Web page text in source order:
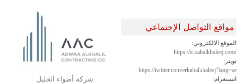
مواقع التواصل الإجتماعي
الموقع الالكتروني:
https://erkabalkhaleej.com/
تويتر:
https://twitter.com/erkabalkhaleej?lang=ar
انستغرام:
شركة أضواء الخليل